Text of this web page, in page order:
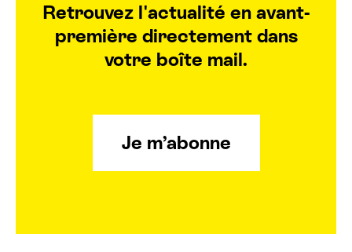
Retrouvez l'actualité en avant-
première directement dans
votre boîte mail.
Je m’abonne